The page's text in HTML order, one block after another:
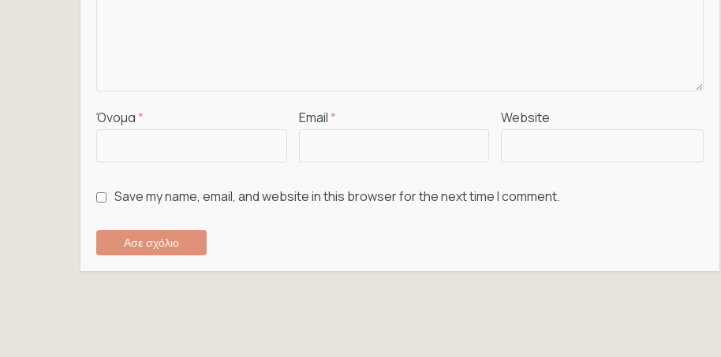
Όνομα* Email* Website
Save my name, email, and website in this browser for the next time I comment.